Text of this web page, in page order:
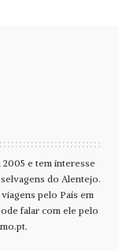
e tem interesse
do Alentejo.
pelo País em
falar com ele pelo
.